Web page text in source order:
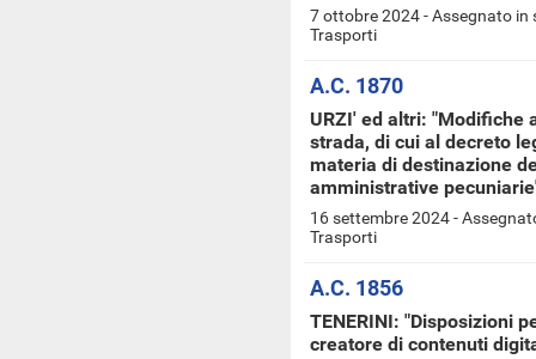
7 ottobre 2024 - Assegnato in
Trasporti
A.C. 1870
URZI' ed altri: "Modifiche
strada, di cui al decreto
materia di destinazione
amministrative
16 settembre 2024 -
Trasporti
A.C. 1856
TENERINI: "Disposizioni
creatore di contenuti